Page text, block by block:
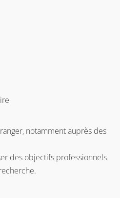
notamment auprès des
des objectifs professionnels